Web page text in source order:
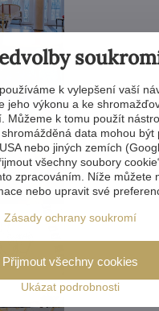
k vylepšení vaší
jeho výkonu a ke
Můžeme k tomu použít
data mohou být
nebo jiných zemích
všechny soubory
zpracováním. Níže můžete
nebo upravit své
Zásady ochrany soukromí
Ukázat podrobnosti
Přijmout všechny cookies